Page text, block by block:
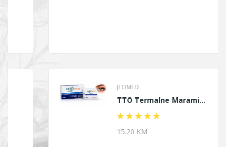
JEOMED
TTO Termalne Marami...